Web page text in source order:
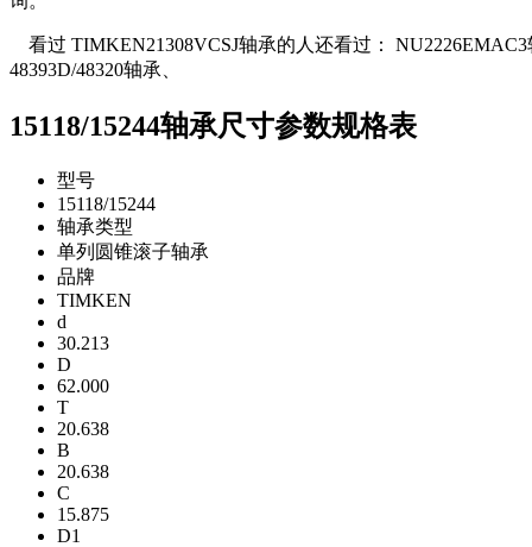
看过 TIMKEN21308VCSJ轴承的人还看过： NU2226EMAC3
48393D/48320轴承、
15118/15244轴承尺寸参数规格表
型号
15118/15244
轴承类型
单列圆锥滚子轴承
品牌
TIMKEN
d
30.213
D
62.000
T
20.638
B
20.638
C
15.875
D1